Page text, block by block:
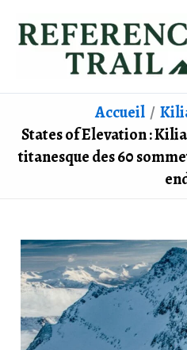
Accueil
States of Elevation :
titanesque des 60